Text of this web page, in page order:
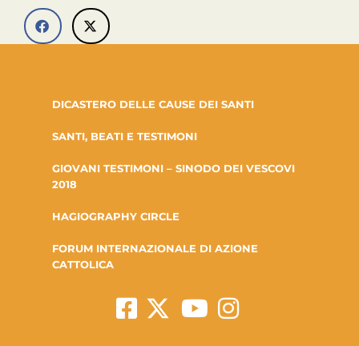
DICASTERO DELLE CAUSE DEI SANTI
SANTI, BEATI E TESTIMONI
GIOVANI TESTIMONI – SINODO DEI VESCOVI
2018
HAGIOGRAPHY CIRCLE
FORUM INTERNAZIONALE DI AZIONE
CATTOLICA